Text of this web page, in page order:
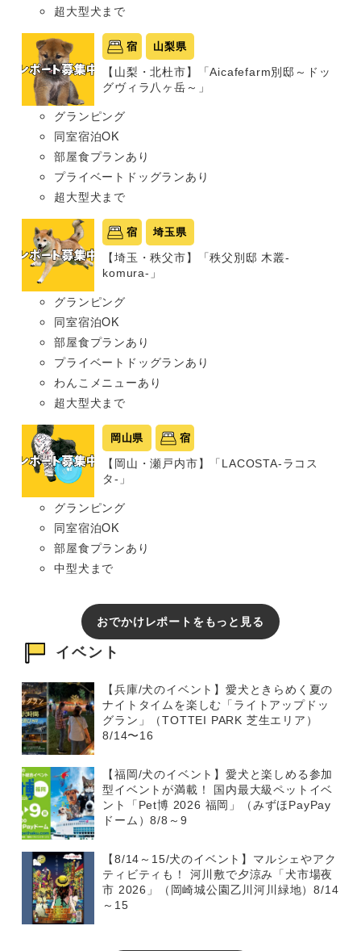
超大型犬まで
宿 山梨県
【山梨・北杜市】「Aicafefarm別邸～ドッ
グヴィラ八ヶ岳～」
グランピング
同室宿泊OK
部屋食プランあり
プライベートドッグランあり
超大型犬まで
宿 埼玉県
【埼玉・秩父市】「秩父別邸 木叢-
komura-」
グランピング
同室宿泊OK
部屋食プランあり
プライベートドッグランあり
わんこメニューあり
超大型犬まで
岡山県 宿
【岡山・瀬戸内市】「LACOSTA-ラコス
タ-」
グランピング
同室宿泊OK
部屋食プランあり
中型犬まで
おでかけレポートをもっと見る
イベント
【兵庫/犬のイベント】愛犬ときらめく夏の
ナイトタイムを楽しむ「ライトアップドッ
グラン」（TOTTEI PARK 芝生エリア）
8/14〜16
【福岡/犬のイベント】愛犬と楽しめる参加
型イベントが満載！ 国内最大級ペットイベ
ント「Pet博 2026 福岡」（みずほPayPay
ドーム）8/8～9
【8/14～15/犬のイベント】マルシェやアク
ティビティも！ 河川敷で夕涼み「犬市場夜
市 2026」（岡崎城公園乙川河川緑地）8/14
～15